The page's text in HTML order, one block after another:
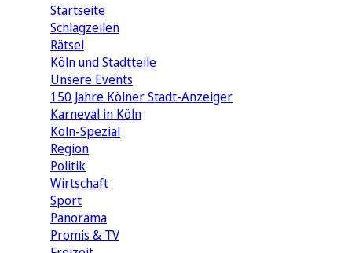
Startseite
Schlagzeilen
Rätsel
Köln und Stadtteile
Unsere Events
150 Jahre Kölner Stadt-Anzeiger
Karneval in Köln
Köln-Spezial
Region
Politik
Wirtschaft
Sport
Panorama
Promis & TV